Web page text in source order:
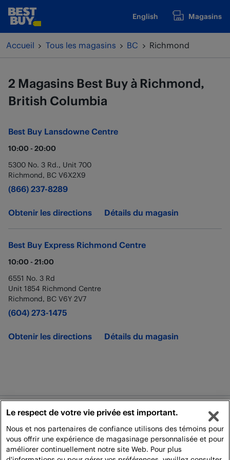
Passer au contenu
www.bestbuy.ca English Magasins
Accueil Tous les magasins BC Richmond
2 Magasins Best Buy à Richmond,
British Columbia
Best Buy Lansdowne Centre
10:00 - 20:00
5300 No. 3 Rd., Unit 700
Richmond, BC V6X2X9
(866) 237-8289
Obtenir les directions Détails du magasin
Best Buy Express Richmond Centre
10:00 - 21:00
6551 No. 3 Rd
Unit 1854 Richmond Centre
Richmond, BC V6Y 2V7
(604) 273-1475
Obtenir les directions Détails du magasin
Juridique
Politique de Livraison
Tous droits réservés. Pour utilisation personnelle et non commerciale
Le respect de votre vie privée est important.
Nous et nos partenaires de confiance utilisons des témoins pour
vous offrir une expérience de magasinage personnalisée et pour
améliorer continuellement notre site Web. Pour plus